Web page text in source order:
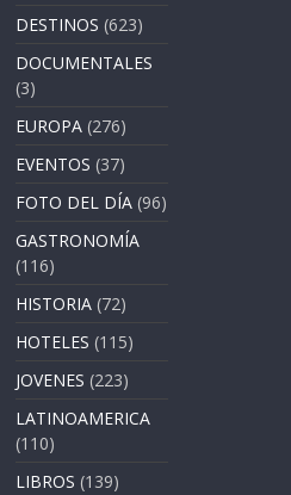
DESTINOS (623)
DOCUMENTALES
(3)
EUROPA (276)
EVENTOS (37)
FOTO DEL DÍA (96)
GASTRONOMÍA
(116)
HISTORIA (72)
HOTELES (115)
JOVENES (223)
LATINOAMERICA
(110)
LIBROS (139)